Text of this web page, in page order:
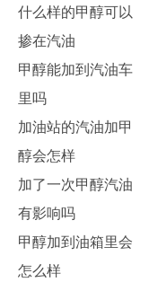
什么样的甲醇可以
掺在汽油
甲醇能加到汽油车
里吗
加油站的汽油加甲
醇会怎样
加了一次甲醇汽油
有影响吗
甲醇加到油箱里会
怎么样